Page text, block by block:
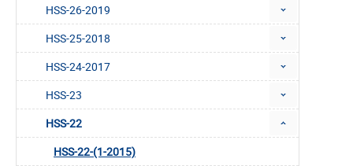
HSS-26-2019
HSS-25-2018
HSS-24-2017
HSS-23
HSS-22
HSS-22-(1-2015)